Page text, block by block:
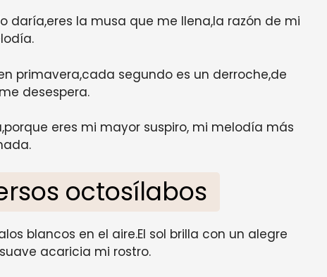
daría,eres la musa que me llena,la razón de mi
primavera,cada segundo es un derroche,de
desespera.
eres mi mayor suspiro, mi melodía más
octosílabos
blancos en el aire.El sol brilla con un alegre
acaricia mi rostro.